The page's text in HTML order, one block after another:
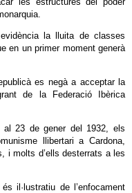
evidència la lluita de classes
en un primer moment generà
es negà a acceptar la
de la Federació Ibèrica
al 23 de gener del 1932, els
llibertari a Cardona,
i molts d’ells desterrats a les
il·lustratiu de l’enfocament